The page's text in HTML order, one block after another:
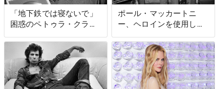
「地下鉄では寝ないで」
困惑のペトゥラ・クラー
ク
ポール・マッカートニ
ー、ヘロインを使用しな
かったのは「幸運だっ
た」と語る